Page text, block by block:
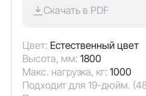
Скачать в PDF
Цвет: Естественный цвет
Высота, мм: 1800
Макс. нагрузка, кг: 1000
Подходит для 19-дюйм.